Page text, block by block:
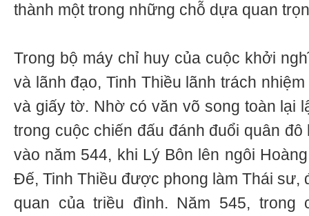
thành một trong những chỗ dựa quan
Trong bộ máy chỉ huy của cuộc khởi
và lãnh đạo, Tinh Thiều lãnh trách
và giấy tờ. Nhờ có văn võ song toàn lại
trong cuộc chiến đấu đánh đuổi quân
vào năm 544, khi Lý Bôn lên ngôi
Đế, Tinh Thiều được phong làm Thái sư,
quan của triều đình. Năm 545, trong